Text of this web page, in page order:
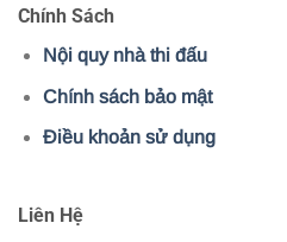
Chính Sách
Nội quy nhà thi đấu
Chính sách bảo mật
Điều khoản sử dụng
Liên Hệ